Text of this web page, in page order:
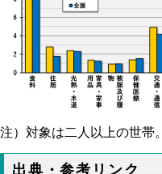
注）対象は二人以上の世帯。
出典・参考リンク